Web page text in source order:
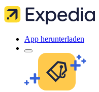
App herunterladen